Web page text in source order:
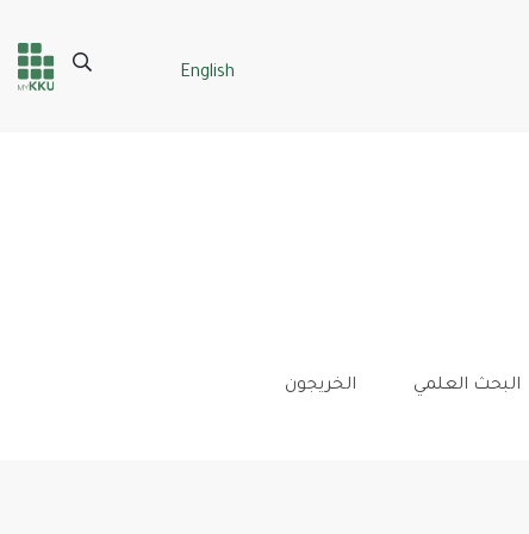
English
Header
Main Menu
Search
البحث العلمي الخريجون